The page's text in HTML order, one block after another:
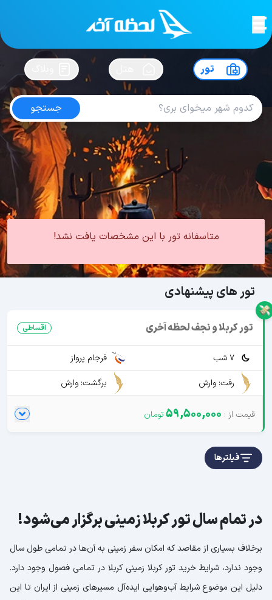
لحظه آخرسفرت رو بساز !
تور
جستجو
تور کربلا زمینی
4.4 از5| از100 کاربر
تور آسیا تور عراق
تور کربلا
متاسفانه تور با این مشخصات یافت نشد!
تور های پیشنهادی
تور کربلا و نجف لحظه آخری اقساطی
7 شب
فرجام پرواز
رفت: وارش
برگشت: وارش
59,500,000
فیلترها
در تمام سال تور کربلا زمینی برگزار می‌شود!
برخلاف بسیاری از مقاصد که امکان سفر زمینی به آن‌ها در تمامی طول سال
وجود ندارد، شرایط خرید تور کربلا زمینی کربلا در تمامی فصول وجود دارد.
دلیل این موضوع شرایط آب‌وهوایی ایده‌آل مسیرهای زمینی از ایران تا این